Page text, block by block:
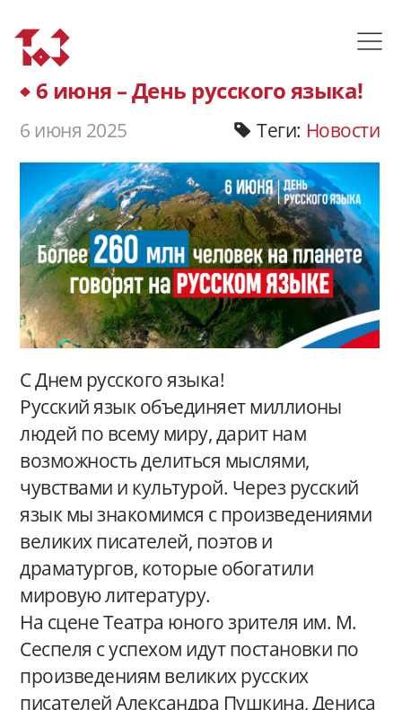
6 июня – День русского языка!
6 июня 2025 Теги: Новости
С Днем русского языка!
Русский язык объединяет миллионы
людей по всему миру, дарит нам
возможность делиться мыслями,
чувствами и культурой. Через русский
язык мы знакомимся с произведениями
великих писателей, поэтов и
драматургов, которые обогатили
мировую литературу.
На сцене Театра юного зрителя им. М.
Сеспеля с успехом идут постановки по
произведениям великих русских
писателей Александра Пушкина, Дениса